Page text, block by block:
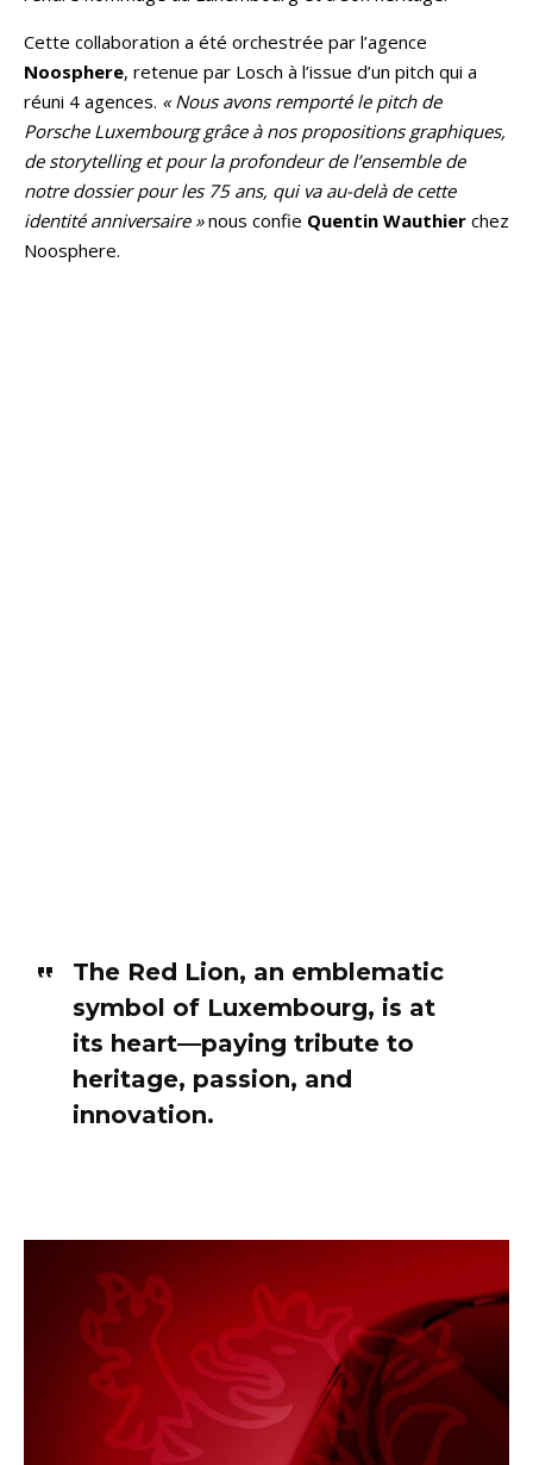
Cette collaboration a été orchestrée par l’agence
Noosphere, retenue par Losch à l’issue d’un pitch qui a
réuni 4 agences. « Nous avons remporté le pitch de
Porsche Luxembourg grâce à nos propositions graphiques,
de storytelling et pour la profondeur de l’ensemble de
notre dossier pour les 75 ans, qui va au-delà de cette
identité anniversaire »nous confie Quentin Wauthier chez
Noosphere.
The Red Lion, an emblematic
symbol of Luxembourg, is at
its heart—paying tribute to
heritage, passion, and
innovation.